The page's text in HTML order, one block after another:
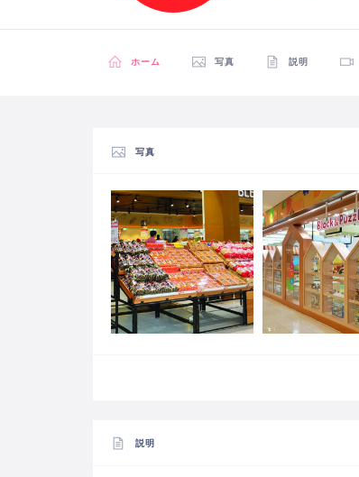
ホーム 写真 説明
写真
説明